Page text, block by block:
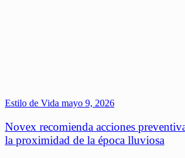
Estilo de Vida mayo 9, 2026
Novex recomienda acciones
la proximidad de la época lluviosa